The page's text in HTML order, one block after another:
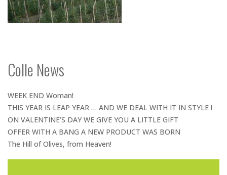
Colle News
WEEK END Woman!
THIS YEAR IS LEAP YEAR … AND WE DEAL WITH IT IN STYLE !
ON VALENTINE’S DAY WE GIVE YOU A LITTLE GIFT
OFFER WITH A BANG A NEW PRODUCT WAS BORN
The Hill of Olives, from Heaven!